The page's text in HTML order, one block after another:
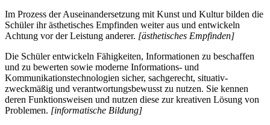
Im Prozess der Auseinandersetzung mit Kunst und Kultur bilden die
Schüler ihr ästhetisches Empfinden weiter aus und entwickeln
Achtung vor der Leistung anderer. [ästhetisches Empfinden]
Die Schüler entwickeln Fähigkeiten, Informationen zu beschaffen
und zu bewerten sowie moderne Informations- und
Kommunikationstechnologien sicher, sachgerecht, situativ-
zweckmäßig und verantwortungsbewusst zu nutzen. Sie kennen
deren Funktionsweisen und nutzen diese zur kreativen Lösung von
Problemen. [informatische Bildung]